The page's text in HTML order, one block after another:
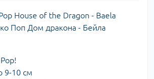
House of the Dragon - Baela
Поп Дом дракона - Бейла
9-10 см